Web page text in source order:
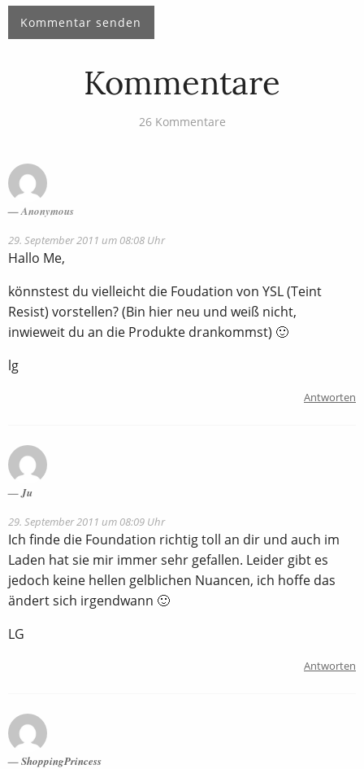
Kommentare
26 Kommentare
Anonymous
29. September 2011 um 08:08 Uhr
Hallo Me,
könnstest du vielleicht die Foudation von YSL (Teint
Resist) vorstellen? (Bin hier neu und weiß nicht,
inwieweit du an die Produkte drankommst) 🙂
lg
Antworten
Ju
29. September 2011 um 08:09 Uhr
Ich finde die Foundation richtig toll an dir und auch im
Laden hat sie mir immer sehr gefallen. Leider gibt es
jedoch keine hellen gelblichen Nuancen, ich hoffe das
ändert sich irgendwann 🙂
LG
Antworten
ShoppingPrincess